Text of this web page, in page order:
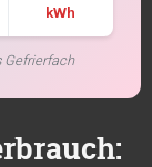
kWh
Gefrierfach